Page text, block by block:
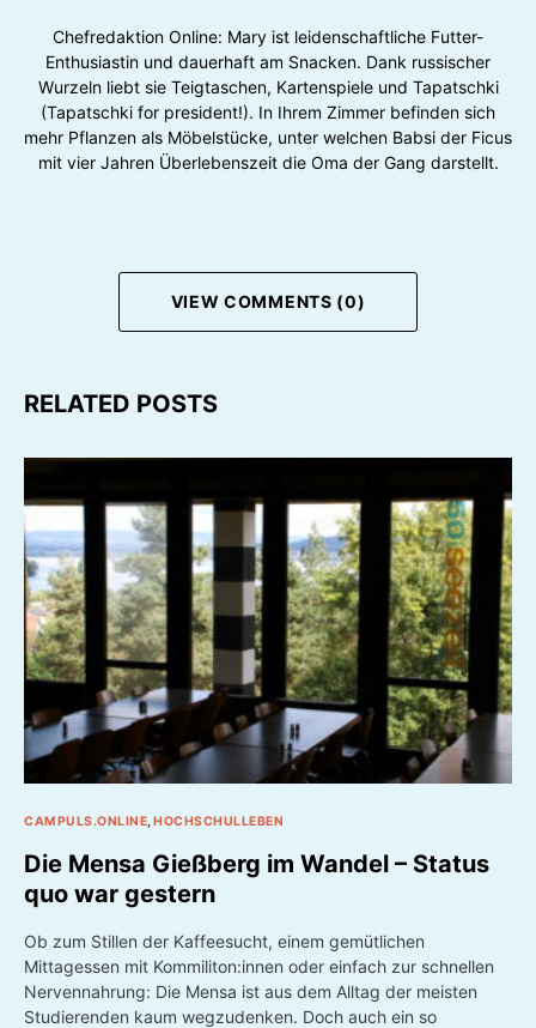
Chefredaktion Online: Mary ist leidenschaftliche Futter-
Enthusiastin und dauerhaft am Snacken. Dank russischer
Wurzeln liebt sie Teigtaschen, Kartenspiele und Tapatschki
(Tapatschki for president!). In Ihrem Zimmer befinden sich
mehr Pflanzen als Möbelstücke, unter welchen Babsi der Ficus
mit vier Jahren Überlebenszeit die Oma der Gang darstellt.
VIEW COMMENTS (0)
RELATED POSTS
CAMPULS.ONLINE HOCHSCHULLEBEN
Die Mensa Gießberg im Wandel – Status
quo war gestern
Ob zum Stillen der Kaffeesucht, einem gemütlichen
Mittagessen mit Kommiliton:innen oder einfach zur schnellen
Nervennahrung: Die Mensa ist aus dem Alltag der meisten
Studierenden kaum wegzudenken. Doch auch ein so